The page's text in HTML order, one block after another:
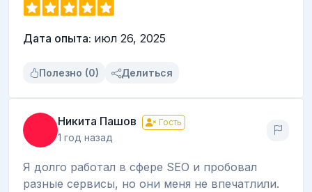
Дата опыта: июл 26, 2025
Полезно (0) Делиться
Никита Пашов Гость
1 год назад
Я долго работал в сфере SEO и пробовал
разные сервисы, но они меня не впечатлили.